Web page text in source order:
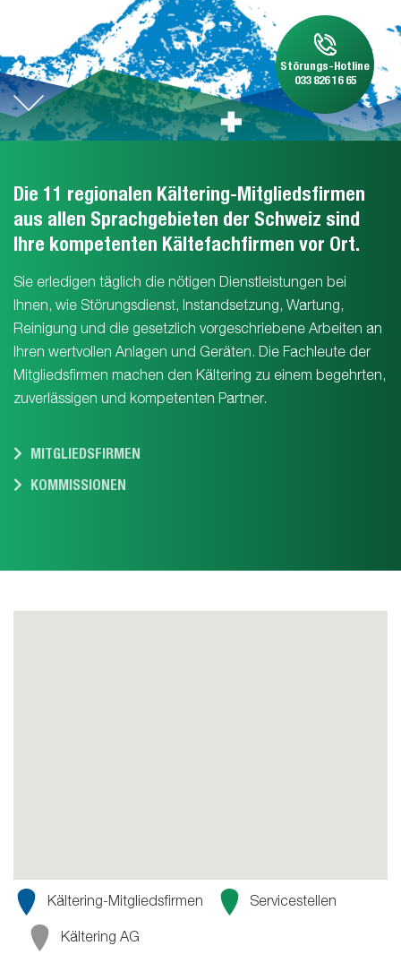
Störungs-Hotline
033 826 16 65
Die 11 regionalen Kältering-Mitgliedsfirmen
aus allen Sprachgebieten der Schweiz sind
Ihre kompetenten Kältefachfirmen vor Ort.
Sie erledigen täglich die nötigen Dienstleistungen bei
Ihnen, wie Störungsdienst, Instandsetzung, Wartung,
Reinigung und die gesetzlich vorgeschriebene Arbeiten an
Ihren wertvollen Anlagen und Geräten. Die Fachleute der
Mitgliedsfirmen machen den Kältering zu einem begehrten,
zuverlässigen und kompetenten Partner.
MITGLIEDSFIRMEN
KOMMISSIONEN
Kältering-Mitgliedsfirmen Servicestellen
Kältering AG